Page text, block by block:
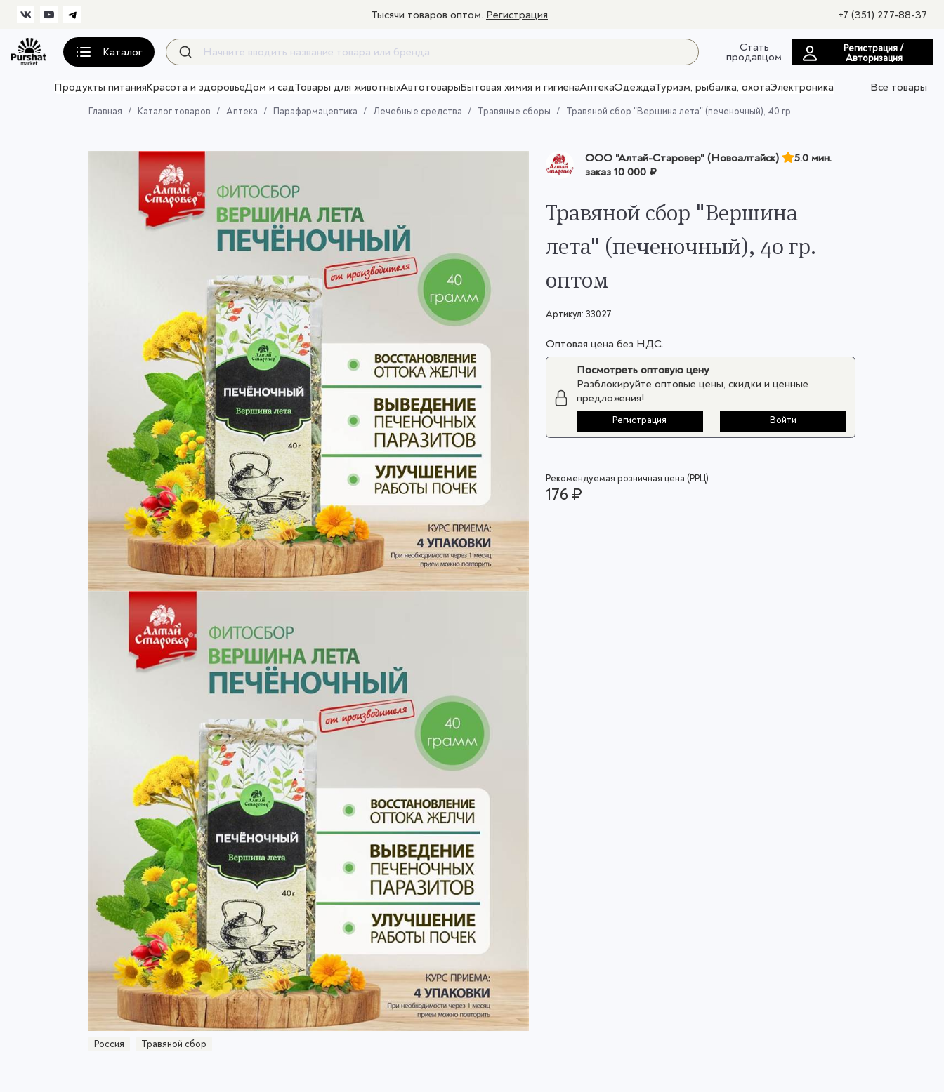
Тысячи товаров оптом. Регистрация +7 (351) 277-88-37
Каталог Стать
продавцом
Регистрация /
Авторизация
Продукты питанияКрасота и здоровьеДом и садТовары для животныхАвтотоварыБытовая химия и гигиенаАптекаОдеждаТуризм, рыбалка, охотаЭлектроника
Все товары
Главная Каталог товаров Аптека Парафармацевтика Лечебные средства Травяные сборы Травяной сбор "Вершина лета" (печеночный), 40 гр.
Россия Травяной сбор
ООО "Алтай-Старовер" (Новоалтайск)
5.0 мин.
заказ 10 000 ₽
Травяной сбор "Вершина
лета" (печеночный), 40 гр.
оптом
Артикул: 33027
Оптовая цена без НДС.
Посмотреть оптовую цену
Разблокируйте оптовые цены, скидки и ценные
предложения!
Регистрация Войти
Рекомендуемая розничная цена (РРЦ)
176 ₽